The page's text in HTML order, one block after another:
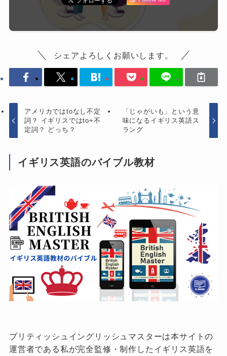
シェアよろしくお願いします。
アメリカではtoなし不定
詞？ イギリスではto+不
定詞？ どっち？
「じゃがいも」という意
味になるイギリス英語ス
ラング
イギリス英語のバイブル教材
ブリティッシュイングリッシュマスターは本サイトの
運営者である私が完全監修・制作したイギリス英語を